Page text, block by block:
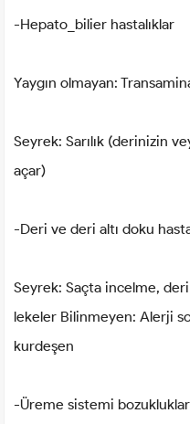
-Hepato_bilier hastalıklar
Yaygın olmayan:
Seyrek: Sarılık (derinizin
açar)
-Deri ve deri altı doku
Seyrek: Saçta incelme,
lekeler Bilinmeyen: Alerji
kurdeşen
-Üreme sistemi